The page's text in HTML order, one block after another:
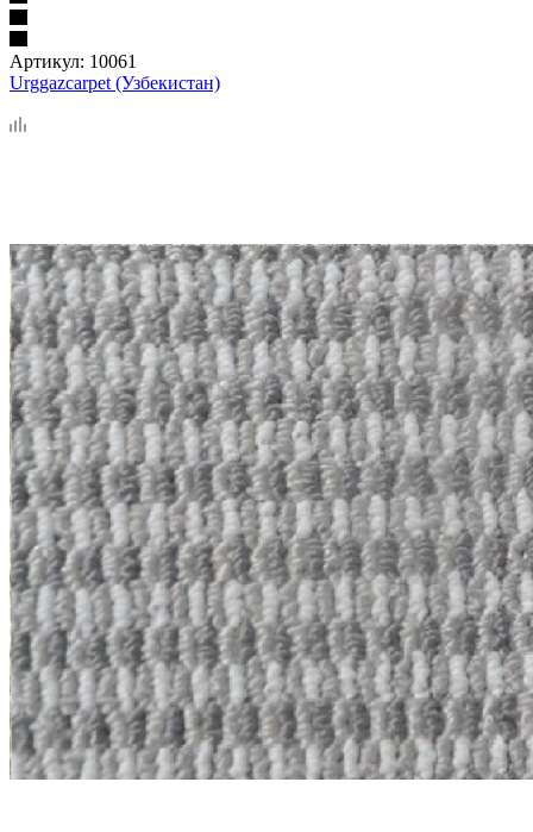
Артикул: 10061
Urggazcarpet (Узбекистан)